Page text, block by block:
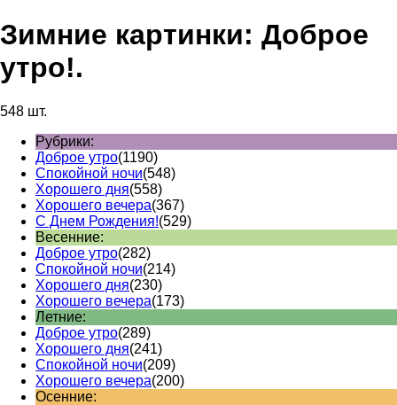
Зимние картинки: Доброе
утро!.
548 шт.
Рубрики:
Доброе утро(1190)
Спокойной ночи(548)
Хорошего дня(558)
Хорошего вечера(367)
С Днем Рождения!(529)
Весенние:
Доброе утро(282)
Спокойной ночи(214)
Хорошего дня(230)
Хорошего вечера(173)
Летние:
Доброе утро(289)
Хорошего дня(241)
Спокойной ночи(209)
Хорошего вечера(200)
Осенние: